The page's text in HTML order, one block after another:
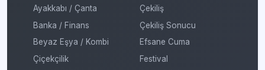
Ayakkabı / Çanta
Banka / Finans
Beyaz Eşya / Kombi
Çiçekçilik
Çekiliş
Çekiliş Sonucu
Efsane Cuma
Festival